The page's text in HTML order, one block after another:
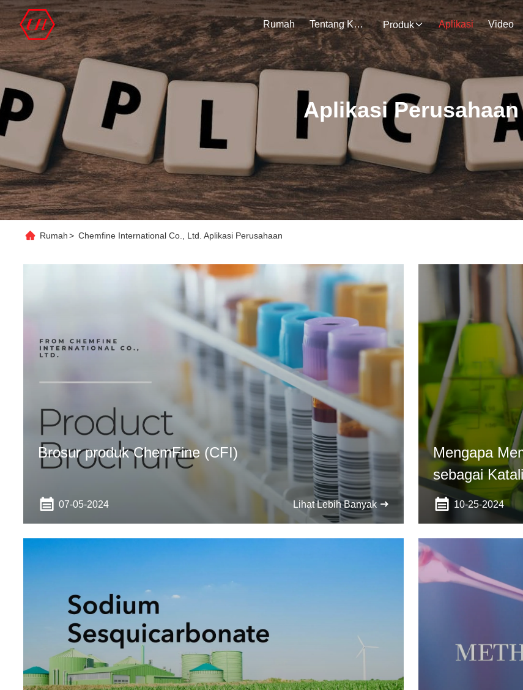
Rumah Tentang Kami Produk Aplikasi Video
Aplikasi Perusahaan
Rumah> Chemfine International Co., Ltd. Aplikasi Perusahaan
Brosur produk ChemFine (CFI)
07-05-2024 Lihat Lebih Banyak
Mengapa
sebagai
10-25-2024